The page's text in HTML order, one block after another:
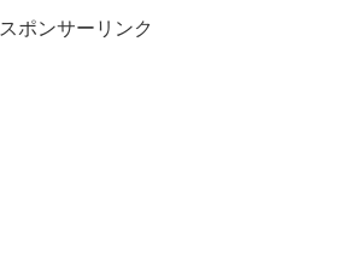
スポンサーリンク